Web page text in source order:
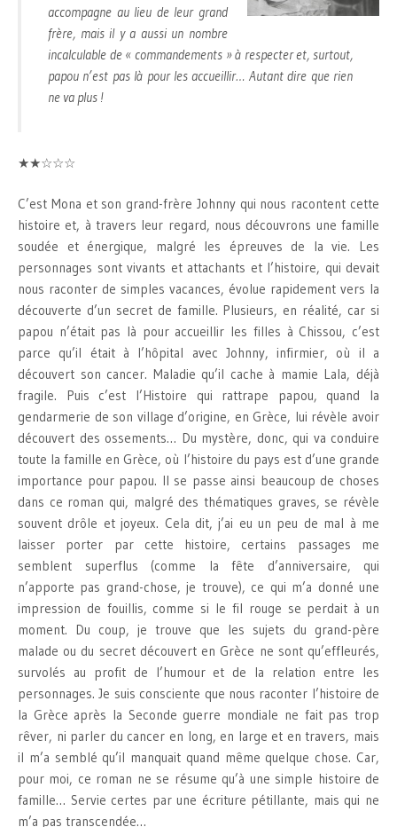
accompagne au lieu de leur grand
frère, mais il y a aussi un nombre
incalculable de « commandements » à respecter et, surtout,
papou n’est pas là pour les accueillir… Autant dire que rien
ne va plus !
★★☆☆☆
C’est Mona et son grand-frère Johnny qui nous racontent cette
histoire et, à travers leur regard, nous découvrons une famille
soudée et énergique, malgré les épreuves de la vie. Les
personnages sont vivants et attachants et l’histoire, qui devait
nous raconter de simples vacances, évolue rapidement vers la
découverte d’un secret de famille. Plusieurs, en réalité, car si
papou n’était pas là pour accueillir les filles à Chissou, c’est
parce qu’il était à l’hôpital avec Johnny, infirmier, où il a
découvert son cancer. Maladie qu’il cache à mamie Lala, déjà
fragile. Puis c’est l’Histoire qui rattrape papou, quand la
gendarmerie de son village d’origine, en Grèce, lui révèle avoir
découvert des ossements… Du mystère, donc, qui va conduire
toute la famille en Grèce, où l’histoire du pays est d’une grande
importance pour papou. Il se passe ainsi beaucoup de choses
dans ce roman qui, malgré des thématiques graves, se révèle
souvent drôle et joyeux. Cela dit, j’ai eu un peu de mal à me
laisser porter par cette histoire, certains passages me
semblent superflus (comme la fête d’anniversaire, qui
n’apporte pas grand-chose, je trouve), ce qui m’a donné une
impression de fouillis, comme si le fil rouge se perdait à un
moment. Du coup, je trouve que les sujets du grand-père
malade ou du secret découvert en Grèce ne sont qu’effleurés,
survolés au profit de l’humour et de la relation entre les
personnages. Je suis consciente que nous raconter l’histoire de
la Grèce après la Seconde guerre mondiale ne fait pas trop
rêver, ni parler du cancer en long, en large et en travers, mais
il m’a semblé qu’il manquait quand même quelque chose. Car,
pour moi, ce roman ne se résume qu’à une simple histoire de
famille… Servie certes par une écriture pétillante, mais qui ne
m’a pas transcendée…